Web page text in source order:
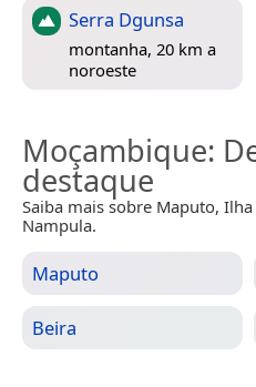
Serra Dgunsa
montanha, 20 km a
noroeste
Moçambique:
destaque
Saiba mais sobre Maputo,
Nampula.
Maputo
Beira